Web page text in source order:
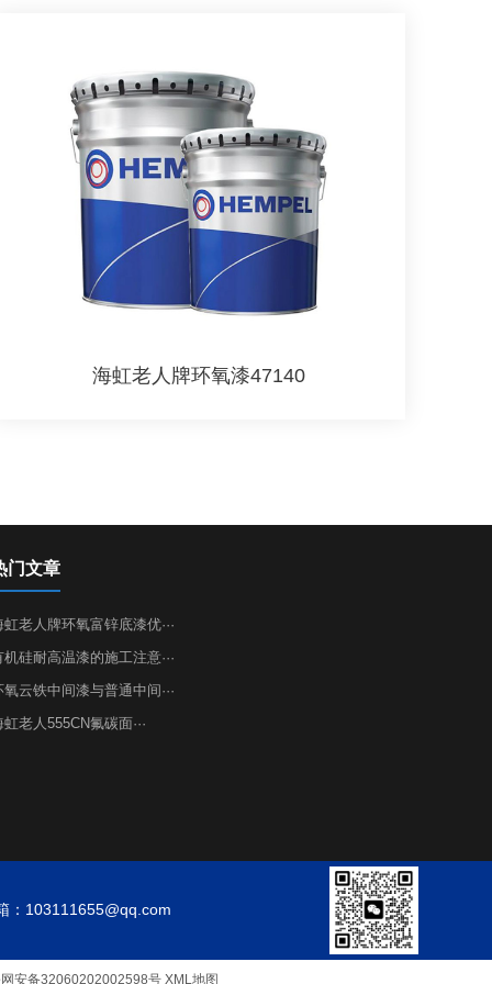
海虹老人牌环氧漆47140
门文章
虹老人牌环氧富锌底漆优···
机硅耐高温漆的施工注意···
氧云铁中间漆与普通中间···
虹老人555CN氟碳面···
：103111655@qq.com
安备32060202002598号XML地图